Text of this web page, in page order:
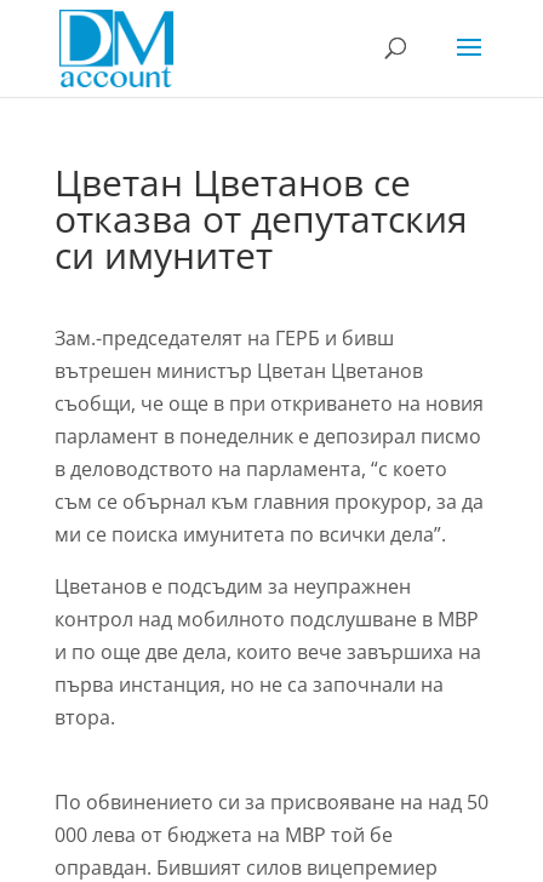
Цветан Цветанов се
отказва от депутатския
си имунитет
Зам.-председателят на ГЕРБ и бивш
вътрешен министър Цветан Цветанов
съобщи, че още в при откриването на новия
парламент в понеделник е депозирал писмо
в деловодството на парламента, “с което
съм се обърнал към главния прокурор, за да
ми се поиска имунитета по всички дела”.
Цветанов е подсъдим за неупражнен
контрол над мобилното подслушване в МВР
и по още две дела, които вече завършиха на
първа инстанция, но не са започнали на
втора.
По обвинението си за присвояване на над 50
000 лева от бюджета на МВР той бе
оправдан. Бившият силов вицепремиер